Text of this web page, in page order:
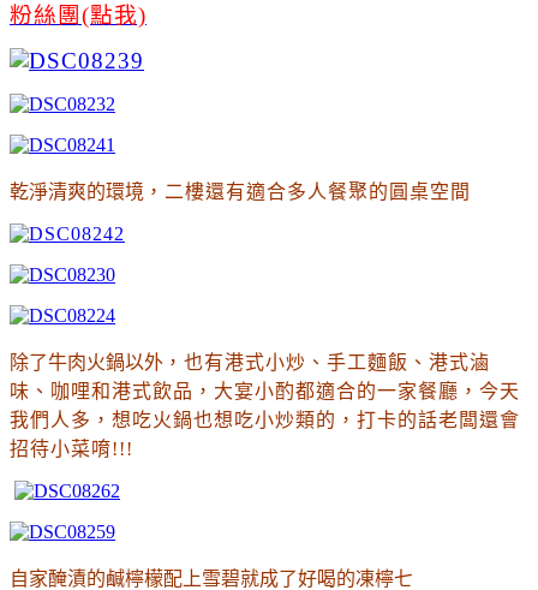
粉絲團(點我)
乾淨清爽的環境 ，二樓還有適合多人餐聚的圓桌空間
除了牛肉火鍋以外 ，也有港式小炒 、 手工麵飯 、 港式滷
味 、 咖哩和港式飲品 ， 大宴小酌都適合的一家餐廳 ，今天
我們人多 ，想吃火鍋也想吃小炒類的 ，打卡的話老闆還會
招待小菜唷!!!
自家醃漬的鹹檸檬配上雪碧就成了好喝的凍檸七